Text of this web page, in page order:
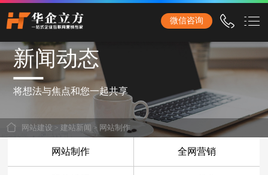
建设、品牌网站建设、响应式网站建设、手机网站建设、网站改版、竞价托管、小程
序开发等服务！
首页
网站建设
外贸网站建设
微信咨询
新闻动态
将想法与焦点和您一起共享
网站建设 > 建站新闻 > 网站制作
网站制作 全网营销